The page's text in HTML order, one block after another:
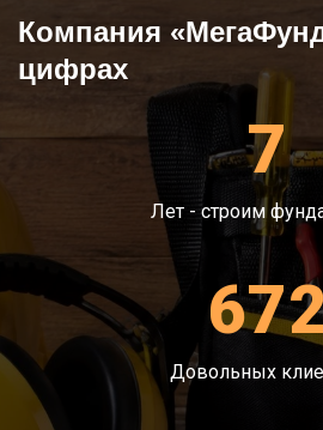
Бетонирование.
Антифильтрационная
обратная засыпка.
Компания
цифрах
7
Лет - строим
Довольных